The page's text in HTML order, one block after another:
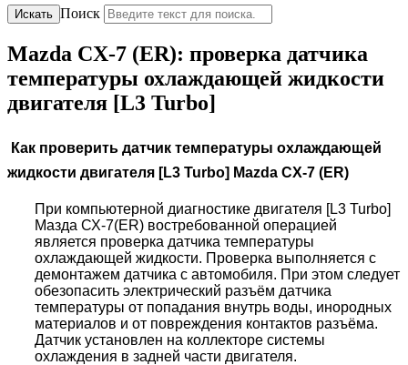
Искать Поиск
Mazda CX-7 (ER): проверка датчика
температуры охлаждающей жидкости
двигателя [L3 Turbo]
Как проверить датчик температуры охлаждающей
жидкости двигателя [L3 Turbo] Mazda CX-7 (ER)
При компьютерной диагностике двигателя [L3 Turbo]
Мазда СХ-7(ER) востребованной операцией
является проверка датчика температуры
охлаждающей жидкости. Проверка выполняется с
демонтажем датчика с автомобиля. При этом следует
обезопасить электрический разъём датчика
температуры от попадания внутрь воды, инородных
материалов и от повреждения контактов разъёма.
Датчик установлен на коллекторе системы
охлаждения в задней части двигателя.